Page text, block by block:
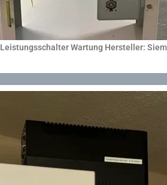
Leistungsschalter Wartung Hersteller: